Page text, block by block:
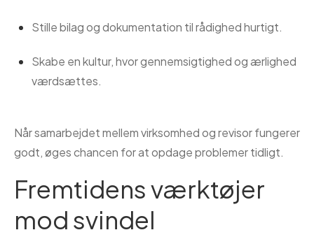
Stille bilag og dokumentation til rådighed hurtigt.
Skabe en kultur, hvor gennemsigtighed og ærlighed
værdsættes.
Når samarbejdet mellem virksomhed og revisor fungerer
godt, øges chancen for at opdage problemer tidligt.
Fremtidens værktøjer
mod svindel